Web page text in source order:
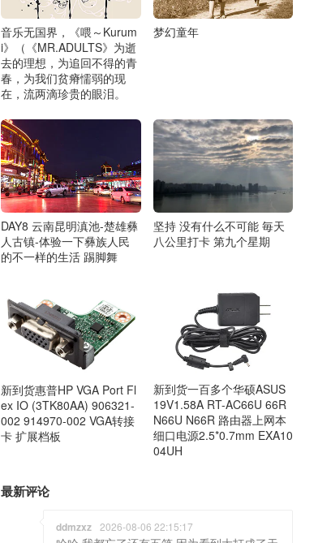
音乐无国界，《喂～Kurum
i》（《MR.ADULTS》为逝
去的理想，为追回不得的青
春，为我们贫瘠懦弱的现
在，流两滴珍贵的眼泪。
梦幻童年
DAY8 云南昆明滇池-楚雄彝
人古镇-体验一下彝族人民
的不一样的生活 踢脚舞
坚持 没有什么不可能 毎天
八公里打卡 第九个星期
新到货惠普HP VGA Port Fl
ex IO (3TK80AA) 906321-
002 914970-002 VGA转接
卡 扩展档板
新到货一百多个华硕ASUS
19V1.58A RT-AC66U 66R
N66U N66R 路由器上网本
细口电源2.5*0.7mm EXA10
04UH
最新评论
ddmzxz 2026-08-06 22:15:17